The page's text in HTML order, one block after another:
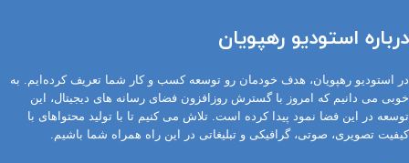
درباره استودیو رهپویان
در استودیو رهپویان، هدف خودمان رو توسعه کسب و کار شما تعریف کرده‌ایم. به
خوبی می دانیم که امروز با گسترش روزافزون فضای رسانه های دیجیتال، این
توسعه در این فضا نمود پیدا کرده است. تلاش می کنیم تا با تولید محتواهای با
کیفیت تصویری، صوتی، گرافیکی و تبلیغاتی در این راه همراه شما باشیم.